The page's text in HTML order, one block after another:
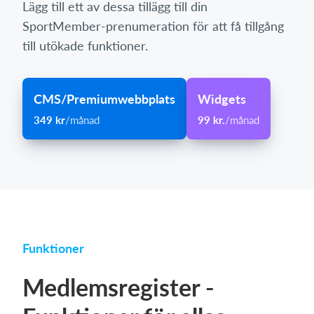
Lägg till ett av dessa tillägg till din
SportMember-prenumeration för att få tillgång
till utökade funktioner.
CMS/Premiumwebbplats
349 kr/månad
Widgets
99 kr./månad
Funktioner
Medlemsregister -